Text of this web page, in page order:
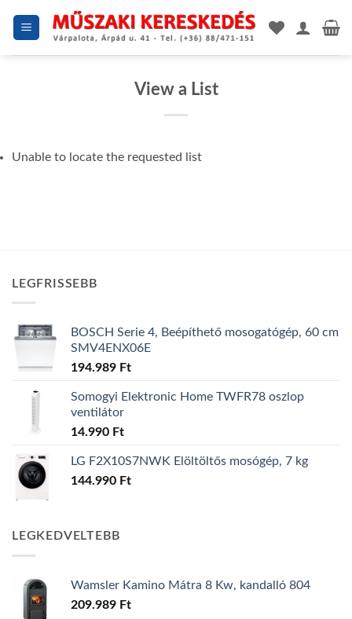
View a List
Unable to locate the requested list
LEGFRISSEBB
BOSCH Serie 4, Beépíthető mosogatógép, 60 cm
SMV4ENX06E
194.989 Ft
Somogyi Elektronic Home TWFR78 oszlop
ventilátor
14.990 Ft
LG F2X10S7NWK Elöltöltős mosógép, 7 kg
144.990 Ft
LEGKEDVELTEBB
Wamsler Kamino Mátra 8 Kw, kandalló 804
209.989 Ft